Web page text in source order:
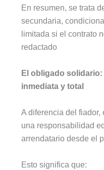
En resumen, se trata
secundaria,
limitada si el contrato
redactado
El obligado
inmediata y total
A diferencia del
una responsabilidad
arrendatario desde el
Esto significa que: